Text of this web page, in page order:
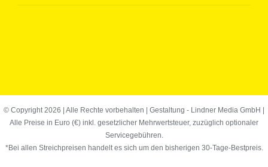
© Copyright 2026 | Alle Rechte vorbehalten | Gestaltung - Lindner Media GmbH |
Alle Preise in Euro (€) inkl. gesetzlicher Mehrwertsteuer, zuzüglich optionaler
Servicegebühren.
*Bei allen Streichpreisen handelt es sich um den bisherigen 30-Tage-Bestpreis.